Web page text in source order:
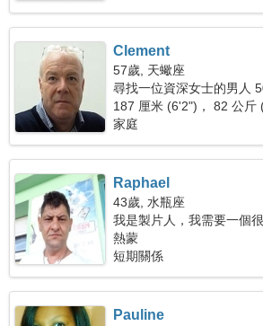
Clement
57歲, 天蠍座
尋找一位資深女士的男人
187 厘米 (6'2")， 82 公斤
家庭
Raphael
43歲, 水瓶座
我是製片人，我需要一個
熱蒙
短期關係
Pauline